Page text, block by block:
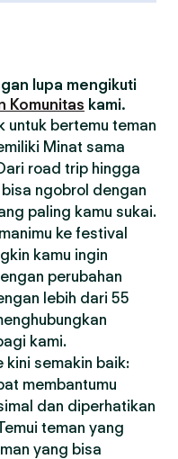
lupa mengikuti
Komunitas kami.
untuk bertemu teman
Minat sama
road trip hingga
ngobrol dengan
paling kamu sukai.
ke festival
kamu ingin
perubahan
lebih dari 55
kami.
kini semakin baik:
membantumu
dan diperhatikan
teman yang
yang bisa